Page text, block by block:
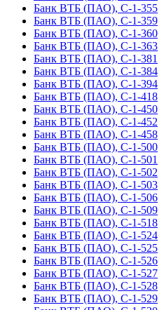
Банк ВТБ (ПАО), С-1-355
Банк ВТБ (ПАО), С-1-359
Банк ВТБ (ПАО), С-1-360
Банк ВТБ (ПАО), С-1-363
Банк ВТБ (ПАО), С-1-381
Банк ВТБ (ПАО), С-1-384
Банк ВТБ (ПАО), С-1-394
Банк ВТБ (ПАО), С-1-418
Банк ВТБ (ПАО), С-1-450
Банк ВТБ (ПАО), С-1-452
Банк ВТБ (ПАО), С-1-458
Банк ВТБ (ПАО), С-1-500
Банк ВТБ (ПАО), С-1-501
Банк ВТБ (ПАО), С-1-502
Банк ВТБ (ПАО), С-1-503
Банк ВТБ (ПАО), С-1-506
Банк ВТБ (ПАО), С-1-509
Банк ВТБ (ПАО), С-1-518
Банк ВТБ (ПАО), С-1-524
Банк ВТБ (ПАО), С-1-525
Банк ВТБ (ПАО), С-1-526
Банк ВТБ (ПАО), С-1-527
Банк ВТБ (ПАО), С-1-528
Банк ВТБ (ПАО), С-1-529